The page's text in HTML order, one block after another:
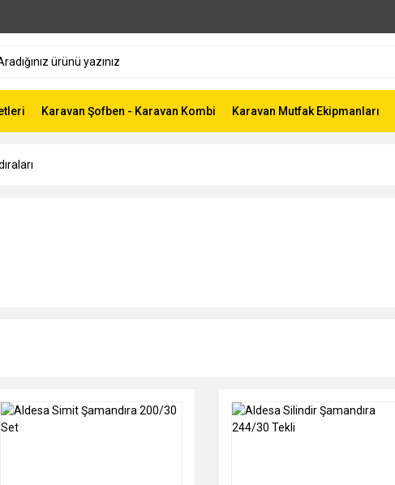
Karavan Şofben - Karavan Kombi Karavan Mutfak Ekipmanları